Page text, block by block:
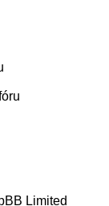
Limited